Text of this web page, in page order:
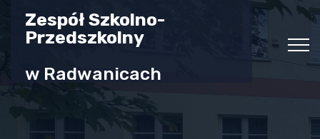
Zespół Szkolno-
Przedszkolny
w Radwanicach